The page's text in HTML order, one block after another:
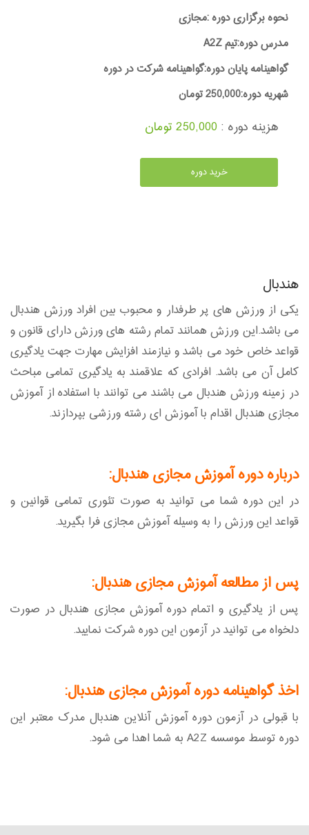
نحوه برگزاری دوره :مجازی
مدرس دوره:تیم A2Z
گواهینامه پایان دوره:گواهینامه شرکت در دوره
شهریه دوره:250,000 تومان
هزینه دوره : 250,000 تومان
خرید دوره
هندبال
یکی از ورزش های پر طرفدار و محبوب بین افراد ورزش هندبال
می باشد.این ورزش همانند تمام رشته های ورزش دارای قانون و
قواعد خاص خود می باشد و نیازمند افزایش مهارت جهت یادگیری
کامل آن می باشد. افرادی که علاقمند به یادگیری تمامی مباحث
در زمینه ورزش هندبال می باشند می توانند با استفاده از آموزش
مجازی هندبال اقدام با آموزش ای رشته ورزشی بپردازند.
درباره دوره آموزش مجازی هندبال:
در این دوره شما می توانید به صورت تئوری تمامی قوانین و
قواعد این ورزش را به وسیله آموزش مجازی فرا بگیرید.
پس از مطالعه آموزش مجازی هندبال:
پس از یادگیری و اتمام دوره آموزش مجازی هندبال در صورت
دلخواه می توانید در آزمون این دوره شرکت نمایید.
اخذ گواهینامه دوره آموزش مجازی هندبال:
با قبولی در آزمون دوره آموزش آنلاین هندبال مدرک معتبر این
دوره توسط موسسه A2Z به شما اهدا می شود.